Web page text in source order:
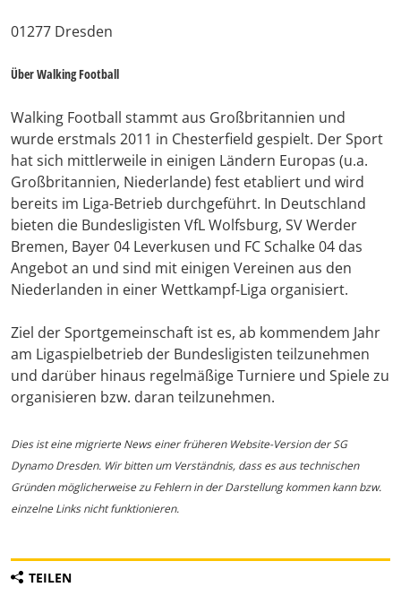
01277 Dresden
Über Walking Football
Walking Football stammt aus Großbritannien und
wurde erstmals 2011 in Chesterfield gespielt. Der Sport
hat sich mittlerweile in einigen Ländern Europas (u.a.
Großbritannien, Niederlande) fest etabliert und wird
bereits im Liga-Betrieb durchgeführt. In Deutschland
bieten die Bundesligisten VfL Wolfsburg, SV Werder
Bremen, Bayer 04 Leverkusen und FC Schalke 04 das
Angebot an und sind mit einigen Vereinen aus den
Niederlanden in einer Wettkampf-Liga organisiert.
Ziel der Sportgemeinschaft ist es, ab kommendem Jahr
am Ligaspielbetrieb der Bundesligisten teilzunehmen
und darüber hinaus regelmäßige Turniere und Spiele zu
organisieren bzw. daran teilzunehmen.
Dies ist eine migrierte News einer früheren Website-Version der SG
Dynamo Dresden. Wir bitten um Verständnis, dass es aus technischen
Gründen möglicherweise zu Fehlern in der Darstellung kommen kann bzw.
einzelne Links nicht funktionieren.
TEILEN